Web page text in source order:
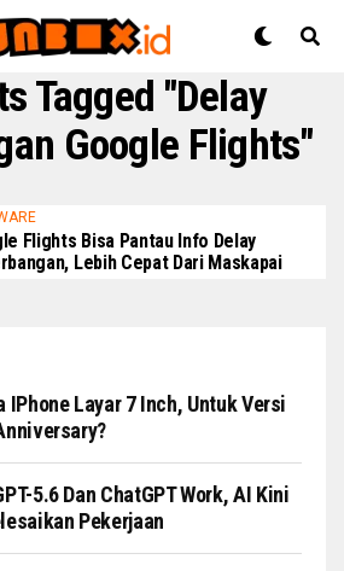
Tagged "delay
Google Flights"
Flights Bisa Pantau Info Delay
Lebih Cepat Dari Maskapai
IPhone Layar 7 Inch, Untuk Versi
5.6 Dan ChatGPT Work, AI Kini
Pekerjaan